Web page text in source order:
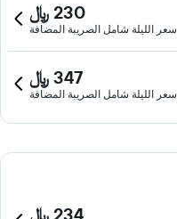
230 ﷼
سعر الليلة شامل الصريبة المضافة
347 ﷼
سعر الليلة شامل الصريبة المضافة
234 ﷼